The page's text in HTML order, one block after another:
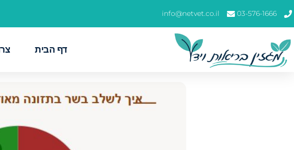
03-576-1666
info@netvet.co.il
דף הבית